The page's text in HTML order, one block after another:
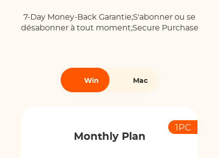
7-Day Money-Back Garantie;S'abonner ou se
désabonner à tout moment;Secure Purchase
Win Mac
Monthly Plan
1PC